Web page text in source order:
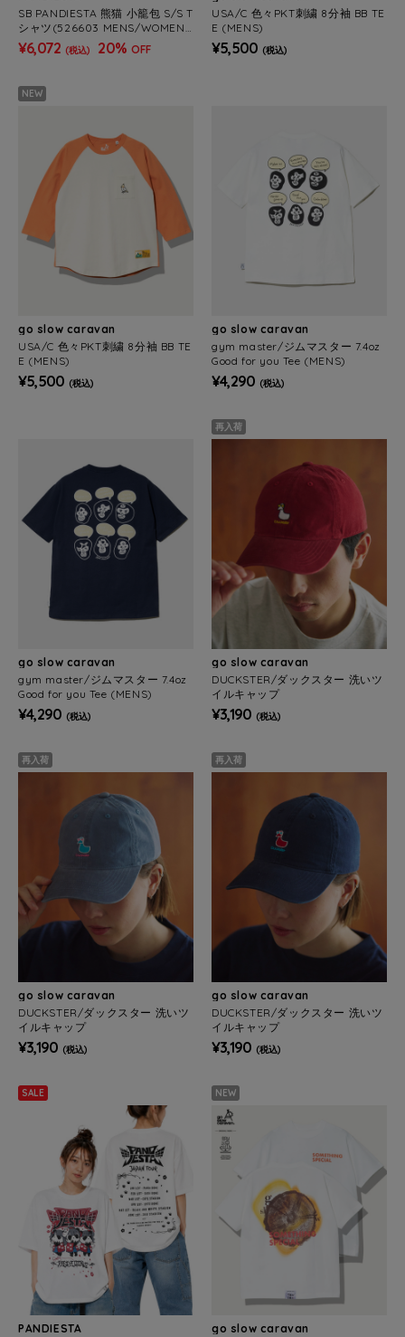
SB PANDIESTA 熊猫 小籠包 S/S T
シャツ(526603 MENS/WOMEN
S）
¥6,072 (税込) 20% OFF
USA/C 色々PKT刺繍 8分袖 BB TE
E (MENS)
¥5,500 (税込)
NEW
go slow caravan
USA/C 色々PKT刺繍 8分袖 BB TE
E (MENS)
¥5,500 (税込)
go slow caravan
gym master/ジムマスター 7.4oz
Good for you Tee (MENS)
¥4,290 (税込)
go slow caravan
gym master/ジムマスター 7.4oz
Good for you Tee (MENS)
¥4,290 (税込)
再入荷
go slow caravan
DUCKSTER/ダックスター 洗いツ
イルキャップ
¥3,190 (税込)
再入荷
go slow caravan
DUCKSTER/ダックスター 洗いツ
イルキャップ
¥3,190 (税込)
再入荷
go slow caravan
DUCKSTER/ダックスター 洗いツ
イルキャップ
¥3,190 (税込)
SALE
PANDIESTA
NEW
go slow caravan